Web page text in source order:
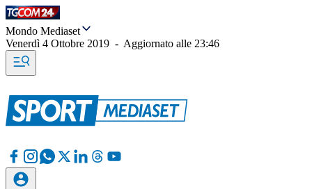
Mondo Mediaset
Venerdì 4 Ottobre 2019 - Aggiornato alle 23:46